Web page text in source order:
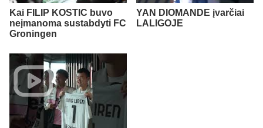
Kai FILIP KOSTIC buvo
neįmanoma sustabdyti FC
Groningen
YAN DIOMANDE įvarčiai
LALIGOJE